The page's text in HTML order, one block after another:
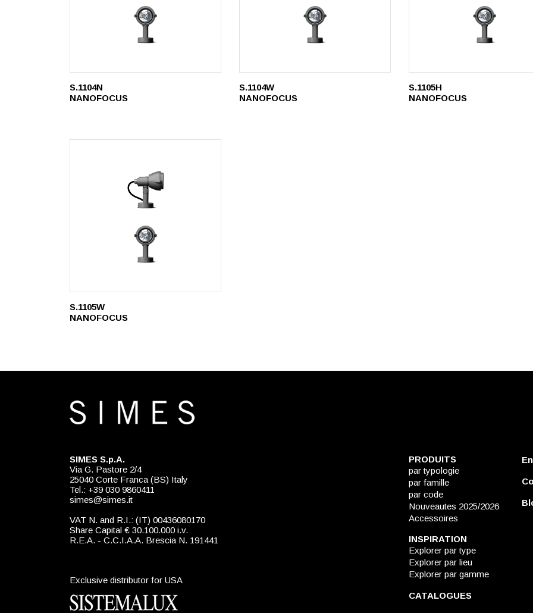
S.1104N
NANOFOCUS
S.1104W
NANOFOCUS
S.1105H
NANOFOCUS
S.1105W
NANOFOCUS
SIMES S.p.A.
Via G. Pastore 2/4
25040 Corte Franca (BS) Italy
Tel.: +39 030 9860411
simes@simes.it
VAT N. and R.I.: (IT) 00436080170
Share Capital € 30.100.000 i.v.
R.E.A. - C.C.I.A.A. Brescia N. 191441
Exclusive distributor for USA
PRODUITS
par typologie
par famille
par code
Nouveautes 2025/2026
Accessoires
INSPIRATION
Explorer par type
Explorer par lieu
Explorer par gamme
CATALOGUES